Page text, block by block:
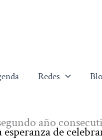
Redes
año
de